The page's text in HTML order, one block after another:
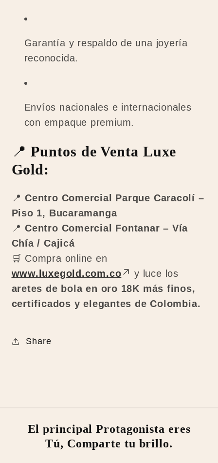
Garantía y respaldo de una joyería
reconocida.
Envíos nacionales e internacionales
con empaque premium.
📍Puntos de Venta Luxe
Gold:
📍Centro Comercial Parque Caracolí –
Piso 1, Bucaramanga
📍Centro Comercial Fontanar – Vía
Chía / Cajicá
🛒 Compra online en
www.luxegold.com.co
y luce los
aretes de bola en oro 18K más finos,
certificados y elegantes de Colombia.
Share
El principal Protagonista eres
Tú, Comparte tu brillo.